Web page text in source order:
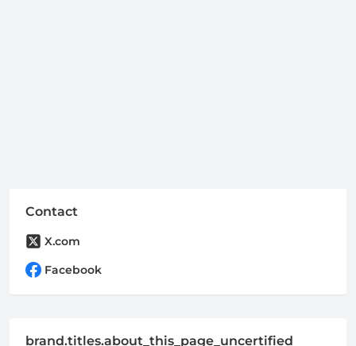
Contact
X.com
Facebook
brand.titles.about_this_page_uncertified